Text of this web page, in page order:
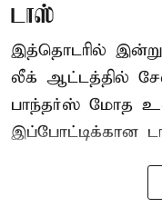
டாஸ்
இத்தொடரில்
லீக் ஆட்டத்தில்
பாந்தர்ஸ் மோத
இப்போட்டிக்கான